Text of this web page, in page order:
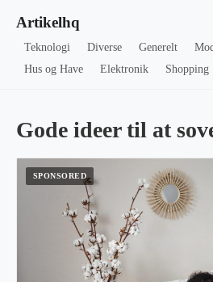
Artikelhq
Teknologi Diverse Generelt
Hus og Have
Elektronik Shopping
Gode ideer til at